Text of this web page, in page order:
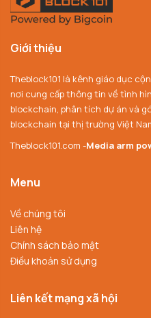
Giới thiệu
Theblock101 là kênh giáo dục
nơi cung cấp thông tin về tình
blockchain, phân tích dự án và
blockchain tại thị trường Việt
Theblock101.com -Media arm
Menu
Về chúng tôi
Liên hệ
Chính sách bảo mật
Điều khoản sử dụng
Liên kết mạng xã hội